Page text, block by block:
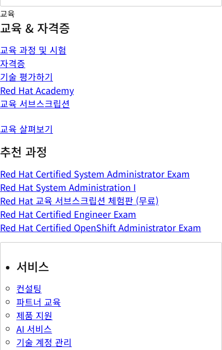
교육
교육 & 자격증
교육 과정 및 시험
자격증
기술 평가하기
Red Hat Academy
교육 서브스크립션
교육 살펴보기
추천 과정
Red Hat Certified System Administrator Exam
Red Hat System Administration I
Red Hat 교육 서브스크립션 체험판 (무료)
Red Hat Certified Engineer Exam
Red Hat Certified OpenShift Administrator Exam
서비스
컨설팅
파트너 교육
제품 지원
AI 서비스
기술 계정 관리